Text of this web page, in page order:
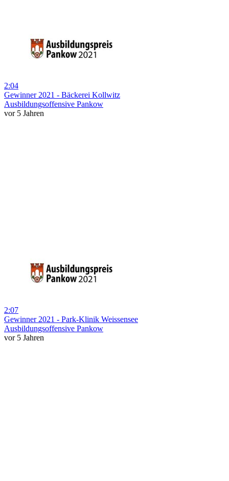
2:04
Gewinner 2021 - Bäckerei Kollwitz
Ausbildungsoffensive Pankow
vor 5 Jahren
2:07
Gewinner 2021 - Park-Klinik Weissensee
Ausbildungsoffensive Pankow
vor 5 Jahren